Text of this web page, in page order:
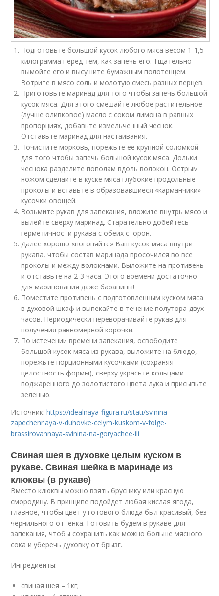
Подготовьте большой кусок любого мяса весом 1-1,5
килограмма перед тем, как запечь его. Тщательно
вымойте его и высушите бумажным полотенцем.
Вотрите в мясо соль и молотую смесь разных перцев.
Приготовьте маринад для того чтобы запечь большой
кусок мяса. Для этого смешайте любое растительное
(лучше оливковое) масло с соком лимона в равных
пропорциях, добавьте измельченный чеснок.
Отставьте маринад для настаивания.
Почистите морковь, порежьте ее крупной соломкой
для того чтобы запечь большой кусок мяса. Дольки
чеснока разделите пополам вдоль волокон. Острым
ножом сделайте в куске мяса глубокие продольные
проколы и вставьте в образовавшиеся «карманчики»
кусочки овощей.
Возьмите рукав для запекания, вложите внутрь мясо и
вылейте сверху маринад. Старательно добейтесь
герметичности рукава с обеих сторон.
Далее хорошо «погоняйте» Ваш кусок мяса внутри
рукава, чтобы состав маринада просочился во все
проколы и между волокнами. Выложите на противень
и отставьте на 2-3 часа. Этого времени достаточно
для маринования даже баранины!
Поместите противень с подготовленным куском мяса
в духовой шкаф и выпекайте в течение полутора-двух
часов. Периодически переворачивайте рукав для
получения равномерной корочки.
По истечении времени запекания, освободите
большой кусок мяса из рукава, выложите на блюдо,
порежьте порционными кусочками (сохраняя
целостность формы), сверху украсьте кольцами
поджаренного до золотистого цвета лука и присыпьте
зеленью.
Источник:https://idealnaya-figura.ru/stati/svinina-
zapechennaya-v-duhovke-celym-kuskom-v-folge-
brassirovannaya-svinina-na-goryachee-ili
Свиная шея в духовке целым куском в
рукаве. Свиная шейка в маринаде из
клюквы (в рукаве)
Вместо клюквы можно взять бруснику или красную
смородину. В принципе подойдет любая кислая ягода,
главное, чтобы цвет у готового блюда был красивый, без
чернильного оттенка. Готовить будем в рукаве для
запекания, чтобы сохранить как можно больше мясного
сока и уберечь духовку от брызг.
Ингредиенты:
свиная шея – 1кг;